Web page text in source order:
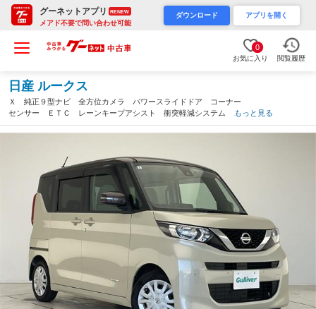
グーネットアプリ RENEW
メアド不要で問い合わせ可能
ダウンロード アプリを開く
0
お気に入り 閲覧履歴
日産 ルークス
Ｘ 純正９型ナビ 全方位カメラ パワースライドドア コーナー
センサー ＥＴＣ レーンキープアシスト 衝突軽減システム フ
ルセグ ＣＤ ＤＶＤ Ｂｌｕｅｔｏｏｔｈ ステアリングスイッ
チ スマートキー（愛知県）
もっと見る